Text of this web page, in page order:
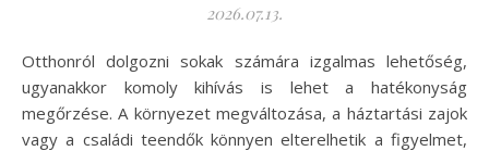
2026.07.13.
Otthonról dolgozni sokak számára izgalmas lehetőség,
ugyanakkor komoly kihívás is lehet a hatékonyság
megőrzése. A környezet megváltozása, a háztartási zajok
vagy a családi teendők könnyen elterelhetik a figyelmet,